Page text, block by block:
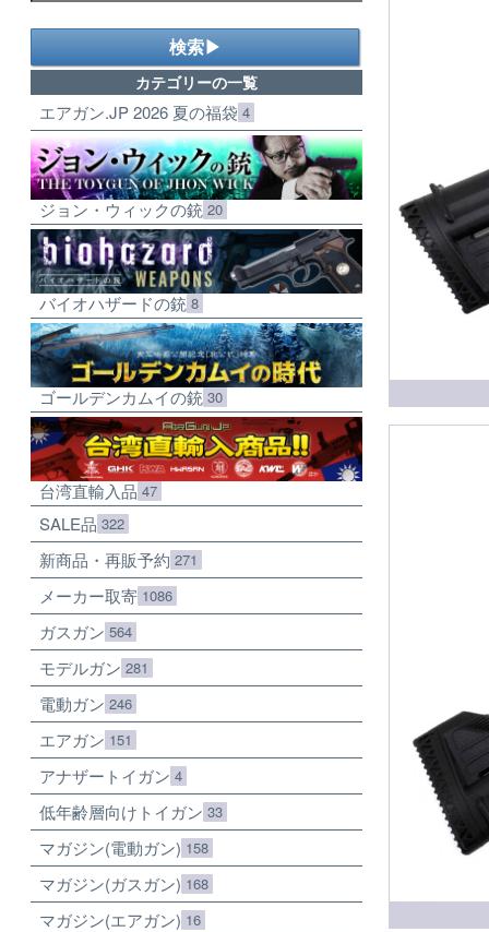
検索▶
カテゴリーの一覧
エアガン.JP 2026 夏の福袋 4
ジョン・ウィックの銃 20
バイオハザードの銃 8
ゴールデンカムイの銃 30
台湾直輸入品 47
SALE品 322
新商品・再販予約 271
メーカー取寄 1086
ガスガン 564
モデルガン 281
電動ガン 246
エアガン 151
アナザートイガン 4
低年齢層向けトイガン 33
マガジン(電動ガン) 158
マガジン(ガスガン) 168
マガジン(エアガン) 16